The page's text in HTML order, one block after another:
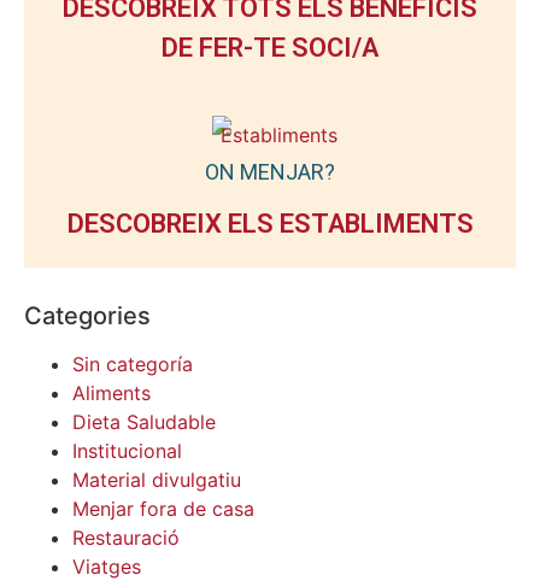
DESCOBREIX TOTS ELS BENEFICIS
DE FER-TE SOCI/A
ON MENJAR?
DESCOBREIX ELS ESTABLIMENTS
Categories
Sin categoría
Aliments
Dieta Saludable
Institucional
Material divulgatiu
Menjar fora de casa
Restauració
Viatges